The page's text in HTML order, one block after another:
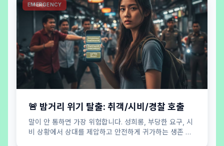
EMERGENCY
🚨 밤거리 위기 탈출: 취객/시비/경찰 호출
말이 안 통하면 가장 위험합니다. 성희롱, 부당한 요구, 시
비 상황에서 상대를 제압하고 안전하게 귀가하는 생존 버